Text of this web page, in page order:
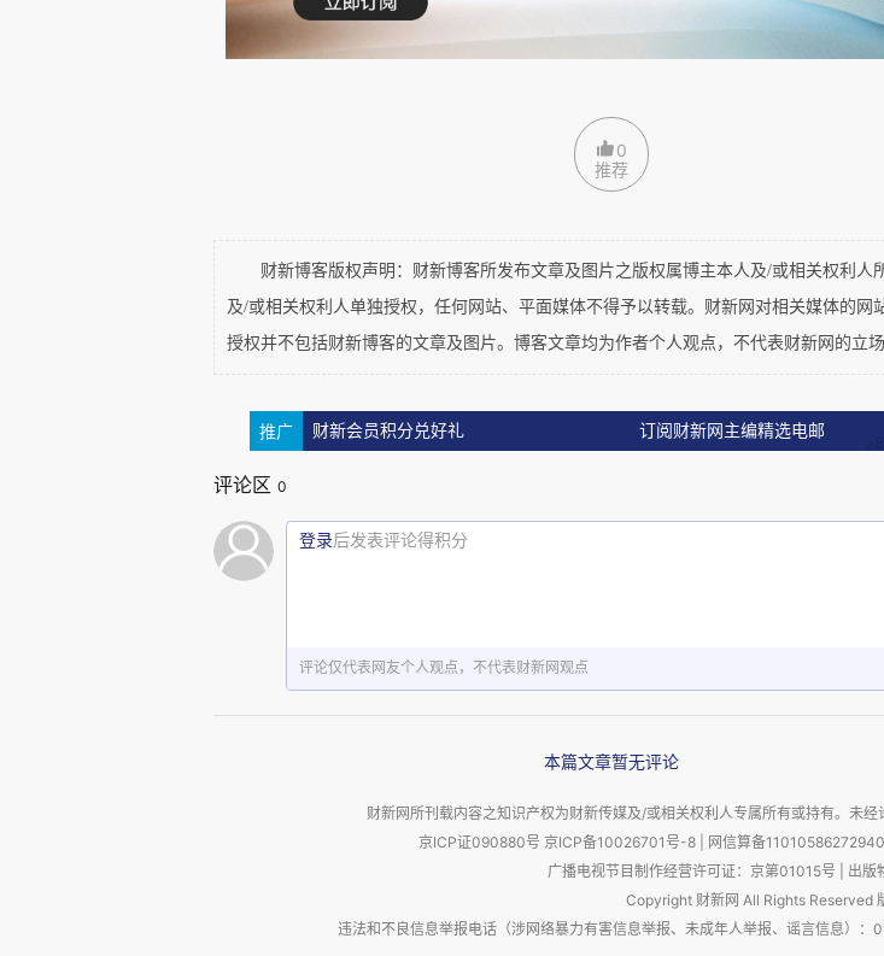
性。数字经济受到广泛关注成为话题也变得顺理成章。
化，以提升我国经济质量。而数字技术是产业结构优化的最有效途径
术和实体产业结合，实体企业可以实现两大目标：一方面实体企业通
精细化，让产品定位更加精准。数字技术为实体产业带来了效率提升
体企业通过数字技术和产品、服务的融合，创造出新产品、新业态、
并以此为基点打造出全新的产业链供应链，丰富市场供给。
其三、数据价值亟待挖掘，数据安全亟需保护。数据价值越来越受
的作用有二：一方面数据包含信息，可以通过数据挖掘来获得知识和
面数据可以训练人工智能，是人工智能技术发展的基础资源。数据价
数据要素也成为新生产要素受到国家层面的重视，但当前数据要素流
点痛点。一方面是数据流通渠道不通畅。数据交易缺乏交易场所和交
易有很多在黑市进行，数据中包含的隐私信息存在泄露风险，数据管
数字经济对我国社会运行效率、产业运行效率、经济结构优化等诸多
核心突破口。数据受到关注，是因为数据有价值，但数据存在一些
如数据交易缺乏渠道，数据安全需要制度和技术的保障，这些因素
0
推荐
财新博客版权声明：财新博客所发布文章及图片之版权属博主本人及/或相关权利人
及/或相关权利人单独授权，任何网站、平面媒体不得予以转载。财新网对相关媒体的网
授权并不包括财新博客的文章及图片。博客文章均为作者个人观点，不代表财新网的立场
推广 财新会员积分兑好礼 订阅财新网主编精选电邮
评论区 0
登录后发表评论得积分
评论仅代表网友个人观点，不代表财新网观点
本篇文章暂无评论
财新网所刊载内容之知识产权为财新传媒及/或相关权利人专属所有或持有。未
京ICP证090880号 京ICP备10026701号-8 网信算备
广播电视节目制作经营许可证：京第01015号
出版
Copyright 财新网 All Rights Reserved
违法和不良信息举报电话（涉网络暴力有害信息举报、未成年人举报、谣言信息